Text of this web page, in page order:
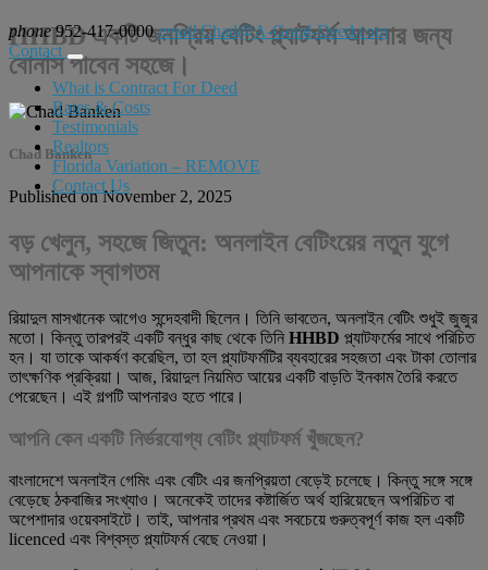
phone 952-417-0000email Chad@A-Good-Deed.com
Contact
What is Contract For Deed
Rates & Costs
Testimonials
Realtors
Florida Variation – REMOVE
Contact Us
HHBD একটি জনপ্রিয় বেটিং প্ল্যাটফর্ম আপনার জন্য
বোনাস পাবেন সহজে।
Chad Banken
Published on November 2, 2025
বড় খেলুন, সহজে জিতুন: অনলাইন বেটিংয়ের নতুন যুগে
আপনাকে স্বাগতম
রিয়াদুল মাসখানেক আগেও সন্দেহবাদী ছিলেন। তিনি ভাবতেন, অনলাইন বেটিং শুধুই জুজুর
মতো। কিন্তু তারপরই একটি বন্ধুর কাছ থেকে তিনি HHBD প্ল্যাটফর্মের সাথে পরিচিত
হন। যা তাকে আকর্ষণ করেছিল, তা হল প্ল্যাটফর্মটির ব্যবহারের সহজতা এবং টাকা তোলার
তাৎক্ষণিক প্রক্রিয়া। আজ, রিয়াদুল নিয়মিত আয়ের একটি বাড়তি ইনকাম তৈরি করতে
পেরেছেন। এই গল্পটি আপনারও হতে পারে।
আপনি কেন একটি নির্ভরযোগ্য বেটিং প্ল্যাটফর্ম খুঁজছেন?
বাংলাদেশে অনলাইন গেমিং এবং বেটিং এর জনপ্রিয়তা বেড়েই চলেছে। কিন্তু সঙ্গে সঙ্গে
বেড়েছে ঠকবাজির সংখ্যাও। অনেকেই তাদের কষ্টার্জিত অর্থ হারিয়েছেন অপরিচিত বা
অপেশাদার ওয়েবসাইটে। তাই, আপনার প্রথম এবং সবচেয়ে গুরুত্বপূর্ণ কাজ হল একটি
licenced এবং বিশ্বস্ত প্ল্যাটফর্ম বেছে নেওয়া।